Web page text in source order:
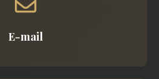
E-mail